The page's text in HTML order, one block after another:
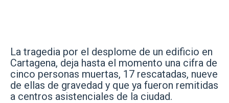
La tragedia por el desplome de un edificio en
Cartagena, deja hasta el momento una cifra de
cinco personas muertas, 17 rescatadas, nueve
de ellas de gravedad y que ya fueron remitidas
a centros asistenciales de la ciudad.